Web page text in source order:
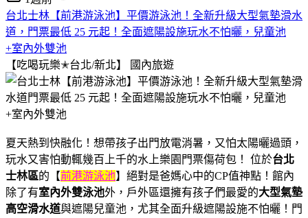
台北士林【前港游泳池】平價游泳池！全新升級大型氣墊滑水
道，門票最低 25 元起！全面遮陽設施玩水不怕曬，兒童池
+室內外雙池
【吃喝玩樂✭台北/新北】
國內旅遊
夏天熱到快融化！想帶孩子出門放電消暑，又怕太陽曬過頭，
玩水又害怕動輒幾百上千的水上樂園門票傷荷包！ 位於台北
士林區的【前港游泳池】絕對是爸媽心中的CP值神點！館內
除了有室內外雙泳池外，戶外區還擁有孩子們最愛的大型氣墊
高空滑水道與遮陽兒童池，尤其全面升級遮陽設施不怕曬！門